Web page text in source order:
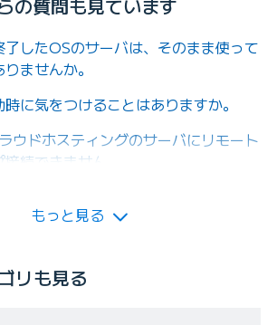
の質問も見ています
したOSのサーバは、そのまま使って
ませんか。
に気をつけることはありますか。
ウドホスティングのサーバにリモート
続できません。
もっと見る
リも見る